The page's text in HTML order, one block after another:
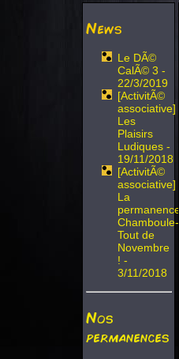
News
Le DÃ©
CalÃ© 3 -
22/3/2019
[ActivitÃ©
associative]
Les
Plaisirs
Ludiques -
19/11/2018
[ActivitÃ©
associative]
La
permanence
Chamboule-
Tout de
Novembre
! -
3/11/2018
Nos
permanences